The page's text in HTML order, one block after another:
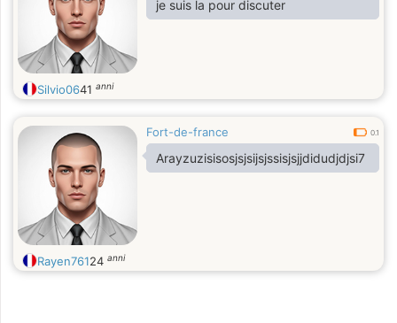
je suis la pour discuter
Silvio0641 anni
Fort-de-france 0.1
Arayzuzisisosjsjsijsjssisjsjjdidudjdjsi7
Rayen76124 anni